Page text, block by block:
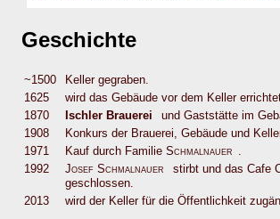
Geschichte
~1500
Keller gegraben.
1625
wird das Gebäude vor dem Keller
1870
Ischler Brauerei
und Gaststätte im
1908
Konkurs der Brauerei, Gebäude und
1971
Kauf durch Familie Schmalnauer .
1992
Josef Schmalnauer
stirbt und das Cafe
geschlossen.
2013
wird der Keller für die Öffentlichkeit